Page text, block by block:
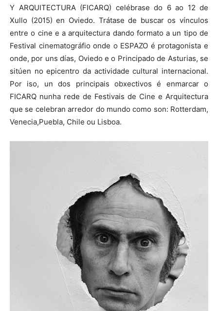
Y ARQUITECTURA (FICARQ) celébrase do 6 ao 12 de
Xullo (2015) en Oviedo. Trátase de buscar os vínculos
entre o cine e a arquitectura dando formato a un tipo de
Festival cinematográfio onde o ESPAZO é protagonista e
onde, por uns días, Oviedo e o Principado de Asturias, se
sitúen no epicentro da actividade cultural internacional.
Por iso, un dos principais obxectivos é enmarcar o
FICARQ nunha rede de Festivais de Cine e Arquitectura
que se celebran arredor do mundo como son: Rotterdam,
Venecia,Puebla, Chile ou Lisboa.